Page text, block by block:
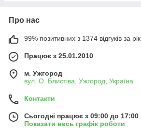
Про нас
99% позитивних з 1374 відгуків за рік
Працює з 25.01.2010
м. Ужгород
вул. О. Блистіва, Ужгород, Україна
Контакти
Сьогодні працює з 09:00 до 17:00
Показати весь графік роботи